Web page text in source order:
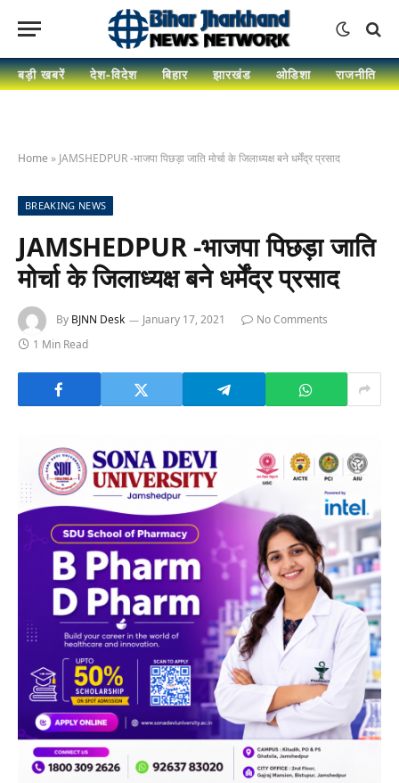
बड़ी खबरें देश-विदेश बिहार झारखंड ओडिशा राजनीति
Home » JAMSHEDPUR -भाजपा पिछड़ा जाति मोर्चा के जिलाध्यक्ष बने धर्मेंद्र प्रसाद
BREAKING NEWS
JAMSHEDPUR -भाजपा पिछड़ा जाति
मोर्चा के जिलाध्यक्ष बने धर्मेंद्र प्रसाद
By BJNN Desk January 17, 2021
No Comments
1 Min Read